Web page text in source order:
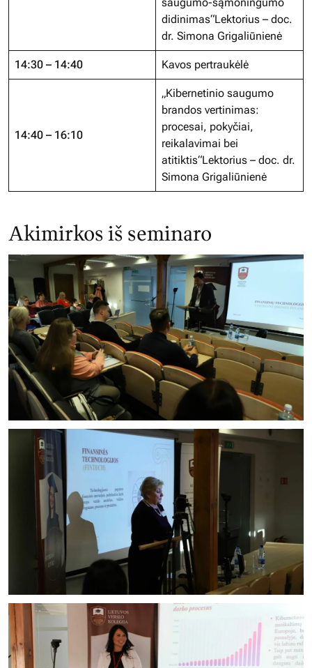
didinimas“Lektorius – doc.
dr. Simona Grigaliūnienė
14:30 – 14:40 Kavos pertraukėlė
14:40 – 16:10
„Kibernetinio saugumo
brandos vertinimas:
procesai, pokyčiai,
reikalavimai bei
atitiktis“Lektorius – doc. dr.
Simona Grigaliūnienė
Akimirkos iš seminaro